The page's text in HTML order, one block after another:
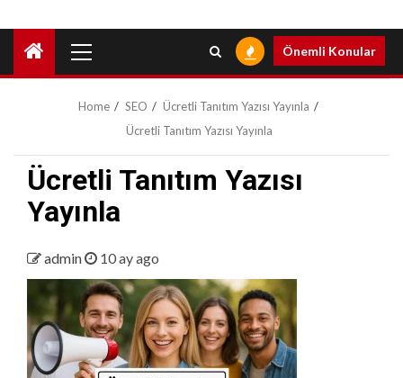
Menu
Önemli Konular
Home SEO
Ücretli Tanıtım Yazısı Yayınla
Ücretli Tanıtım Yazısı Yayınla
Ücretli Tanıtım Yazısı
Yayınla
admin 10 ay ago